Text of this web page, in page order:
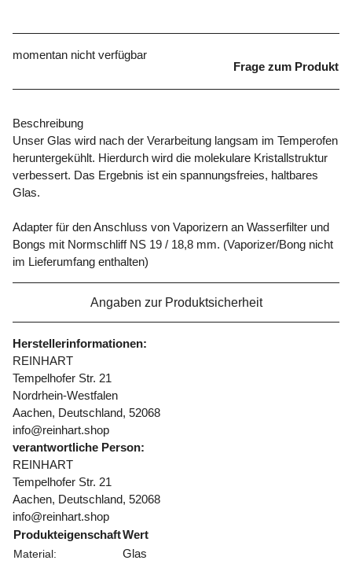
momentan nicht verfügbar
Frage zum Produkt
Beschreibung
Unser Glas wird nach der Verarbeitung langsam im Temperofen
heruntergekühlt. Hierdurch wird die molekulare Kristallstruktur
verbessert. Das Ergebnis ist ein spannungsfreies, haltbares
Glas.
Adapter für den Anschluss von Vaporizern an Wasserfilter und
Bongs mit Normschliff NS 19 / 18,8 mm. (Vaporizer/Bong nicht
im Lieferumfang enthalten)
Angaben zur Produktsicherheit
Herstellerinformationen:
REINHART
Tempelhofer Str. 21
Nordrhein-Westfalen
Aachen, Deutschland, 52068
info@reinhart.shop
verantwortliche Person:
REINHART
Tempelhofer Str. 21
Aachen, Deutschland, 52068
info@reinhart.shop
ProdukteigenschaftWert
Material: Glas